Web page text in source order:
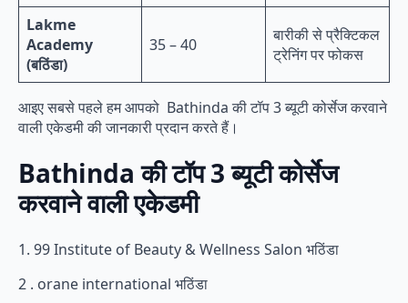
Lakme
Academy
(बठिंडा)
35 – 40
बारीकी से प्रैक्टिकल
ट्रेनिंग पर फोकस
आइए सबसे पहले हम आपको Bathinda की टॉप 3 ब्यूटी कोर्सेज करवाने
वाली एकेडमी की जानकारी प्रदान करते हैं।
Bathinda की टॉप 3 ब्यूटी कोर्सेज
करवाने वाली एकेडमी
1. 99 Institute of Beauty & Wellness Salon भठिंडा
2 . orane international भठिंडा